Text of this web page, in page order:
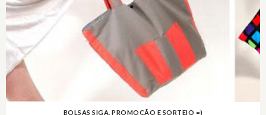
BOLSAS SIGA, PROMOÇÃO E SORTEIO =)